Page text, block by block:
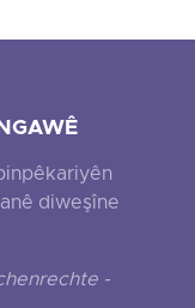
diweşîne
-